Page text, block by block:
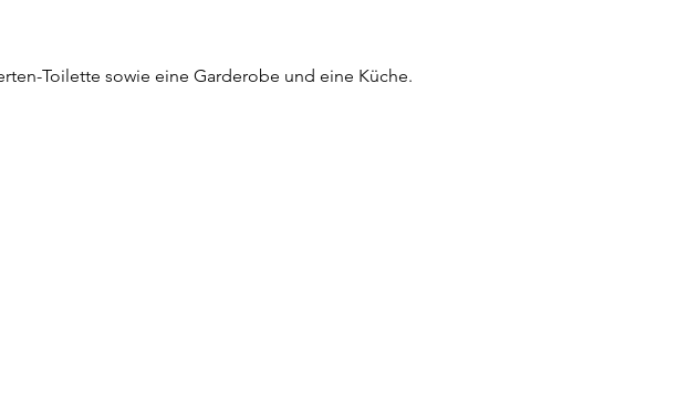
Toilette sowie eine Garderobe und eine Küche.